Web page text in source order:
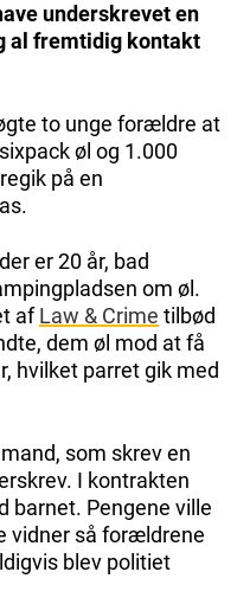
underskrevet en
al fremtidig kontakt
to unge forældre at
øl og 1.000
på en
er 20 år, bad
om øl.
afLaw & Crime tilbød
dem øl mod at få
hvilket parret gik med
som skrev en
I kontrakten
barnet. Pengene ville
vidner så forældrene
blev politiet